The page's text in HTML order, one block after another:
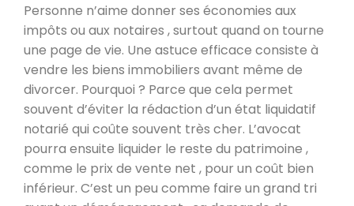
Personne n’aime donner ses économies aux
impôts ou aux notaires , surtout quand on tourne
une page de vie. Une astuce efficace consiste à
vendre les biens immobiliers avant même de
divorcer. Pourquoi ? Parce que cela permet
souvent d’éviter la rédaction d’un état liquidatif
notarié qui coûte souvent très cher. L’avocat
pourra ensuite liquider le reste du patrimoine ,
comme le prix de vente net , pour un coût bien
inférieur. C’est un peu comme faire un grand tri